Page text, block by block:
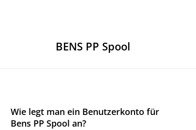
BENS PP Spool
Wie legt man ein Benutzerkonto für
Bens PP Spool an?